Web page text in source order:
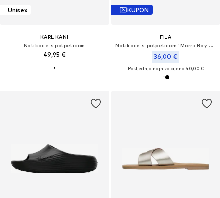
Unisex
KARL KANI
Natikače s potpeticom
49,95 €
KUPON
FILA
Natikače s potpeticom 'Morro Bay Zeppa'
36,00 €
Posljednja najniža cijena:40,00 €